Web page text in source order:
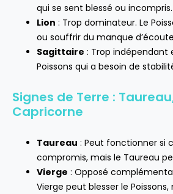
qui se sent blessé ou incompris.
Lion : Trop dominateur. Le
ou souffrir du manque
Sagittaire : Trop indépendant
Poissons qui a besoin de
Signes de Terre :
Capricorne
Taureau : Peut fonctionner si
compromis, mais le Taureau
Vierge : Opposé
Vierge peut blesser le Poissons,